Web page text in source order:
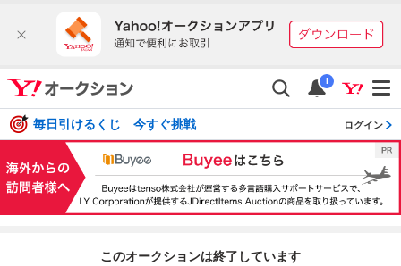
i
毎日引けるくじ 今すぐ挑戦 ログイン
このオークションは終了しています